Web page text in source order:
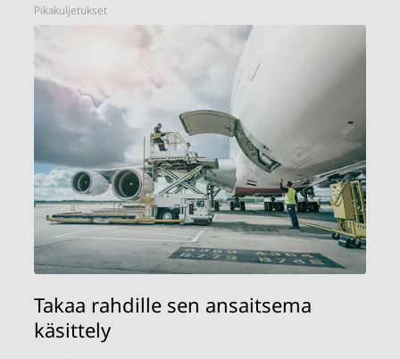
Pikakuljetukset
Takaa rahdille sen ansaitsema
käsittely